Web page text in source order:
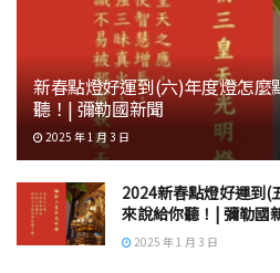
新春點燈好運到(六)年度燈怎麼
聽！| 彌勒國新聞
2025 年 1 月 3 日
2024新春點燈好運到(
來說給你聽！| 彌勒國
2025 年 1 月 3 日